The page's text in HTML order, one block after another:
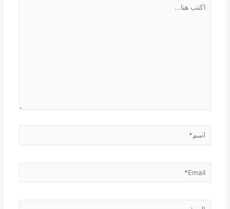
اسم*
Email*
الموقع